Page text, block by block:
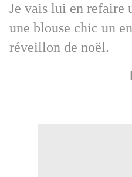
Je vais lui en refaire
une blouse chic un
réveillon de noël.
Bonne